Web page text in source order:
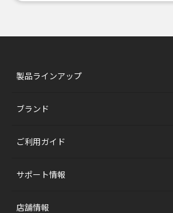
製品ラインアップ
ブランド
ご利用ガイド
サポート情報
店舗情報